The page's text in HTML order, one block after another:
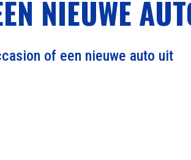
NIEUWE
of een nieuwe auto uit